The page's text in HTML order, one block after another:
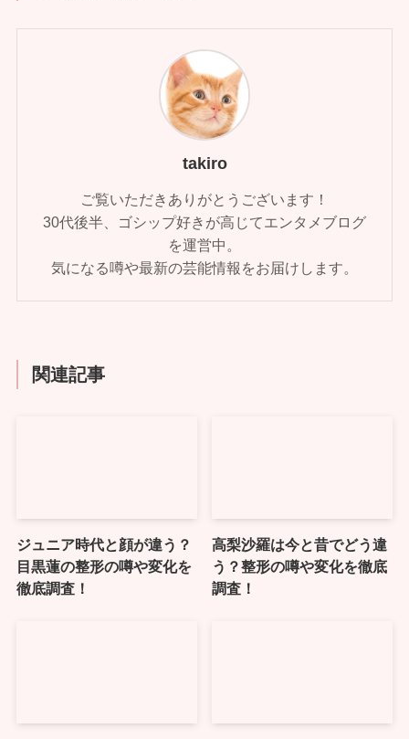
takiro
ご覧いただきありがとうございます！
30代後半、ゴシップ好きが高じてエンタメブログ
を運営中。
気になる噂や最新の芸能情報をお届けします。
関連記事
ジュニア時代と顔が違う？
目黒蓮の整形の噂や変化を
徹底調査！
高梨沙羅は今と昔でどう違
う？整形の噂や変化を徹底
調査！